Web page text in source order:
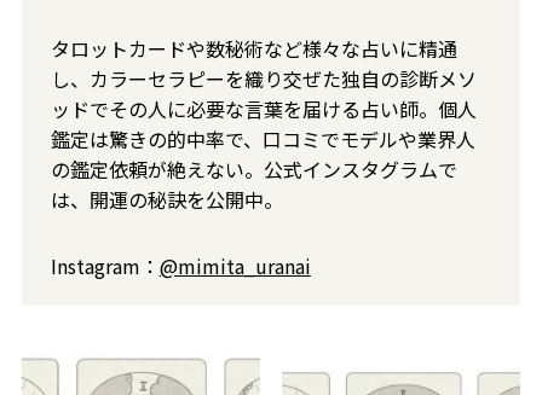
タロットカードや数秘術など様々な占いに精通
し、カラーセラピーを織り交ぜた独自の診断メソ
ッドでその人に必要な言葉を届ける占い師。個人
鑑定は驚きの的中率で、口コミでモデルや業界人
の鑑定依頼が絶えない。公式インスタグラムで
は、開運の秘訣を公開中。
Instagram： @mimita_uranai